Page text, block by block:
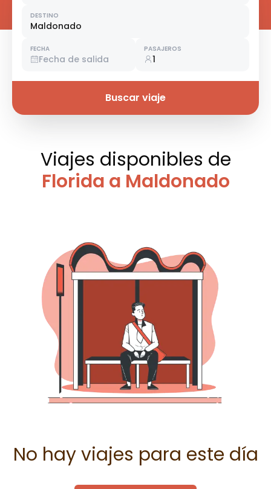
DESTINO
Maldonado
FECHA
Fecha de salida
PASAJEROS
1
Buscar viaje
Viajes disponibles de
Florida a Maldonado
No hay viajes para este día